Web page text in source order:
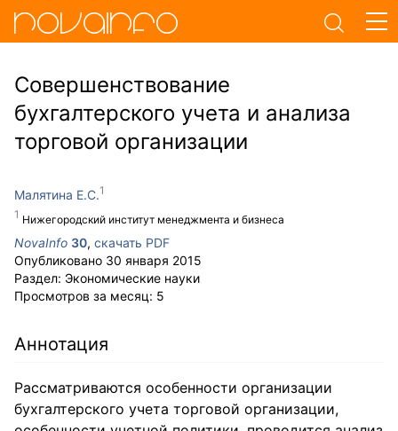
Совершенствование
бухгалтерского учета и анализа
торговой организации
Малятина Е.С.
Нижегородский институт менеджмента и бизнеса
NovaInfo 30, скачать PDF
Опубликовано 30 января 2015
Раздел: Экономические науки
Просмотров за месяц: 5
Аннотация
Рассматриваются особенности организации
бухгалтерского учета торговой организации,